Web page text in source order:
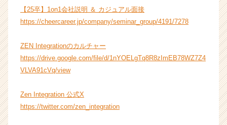
C
a
r
e
r）
【25卒】1on1会社説明 ＆ カジュアル面接
https://cheercareer.jp/company/seminar_group/4191/7278
ZEN Integrationのカルチャー
https://drive.google.com/file/d/1nYOELgTq8R8zImEB78WZ7Z4
VLVA91cVq/view
Zen Integration 公式X
https://twitter.com/zen_integration